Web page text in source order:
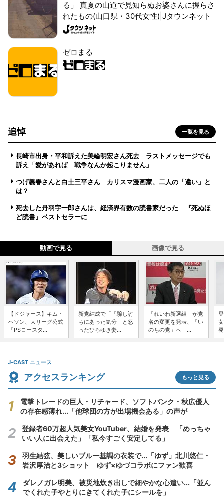
る」 真夏の山道で見知らぬお婆さんに握らさ
れたもの(山口県・30代女性)|Jタウンネット
ゼロまる
追悼 一覧を見る
長崎市出身・平和訴えた美輪明宏さん死去 ラストメッセージでも
訴え「愛があれば 戦争なんか起こりません」
つげ義春さんと白土三平さん カリスマ漫画家、二人の「違い」と
は？
死去した丹羽宇一郎さんは、経済界有数の読書家だった 『死ぬほ
ど読書』ベストセラーに
動画で見る 画像で見る
【ドジャース】キム・
ヘソン、大リーグ公式
「PSロースタ...
新党結成で「「騙し討
ちにあった気分」と怒
ったひろゆき妻...
「れいわ新選組」が党
名の変更を発表、「い
のちの党」へ ...
J-CAST ニュース
アクセスランキング もっと見る
電撃トレードの巨人・リチャード、ソフトバンク・秋広優人
の存在感薄れ...「他球団の方が出場機会ある」の声が
登録者60万超人気美女YouTuber、結婚を発表 「めっちゃ
いい人に出会えた」「私今すごく安定してる」
羽生結弦、美しいブルー基調の衣装で...「ゆず」北川悠仁・
岩沢厚治と3ショット ゆず×ゆづコラボにファン歓喜
ダレノガレ明美、被災地炊き出しで細やかな心遣い...「並ん
でくれた子やとりにきてくれた子にシールを」